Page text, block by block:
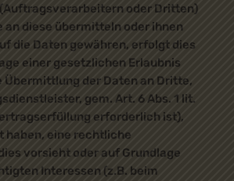
oder Dritten)
an diese übermitteln oder ihnen
die Daten gewähren, erfolgt dies
einer gesetzlichen Erlaubnis
Übermittlung der Daten an Dritte,
gem. Art. 6 Abs. 1 lit.
erforderlich ist),
haben, eine rechtliche
vorsieht oder auf Grundlage
Interessen (z.B. beim